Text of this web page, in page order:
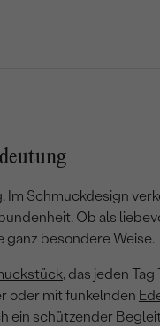
Im Schmuckdesign
Ob als
ganz besondere Weise.
, das jeden
oder mit funkelnden
ein schützender